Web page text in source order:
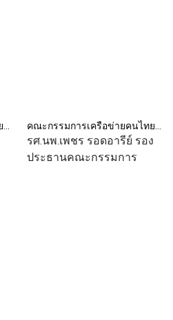
รศ.นพ.เพชร รอดอารีย์ รอง
ประธานคณะกรรมการ